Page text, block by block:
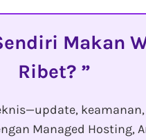
Makan
Ribet?
Managed Hosting,